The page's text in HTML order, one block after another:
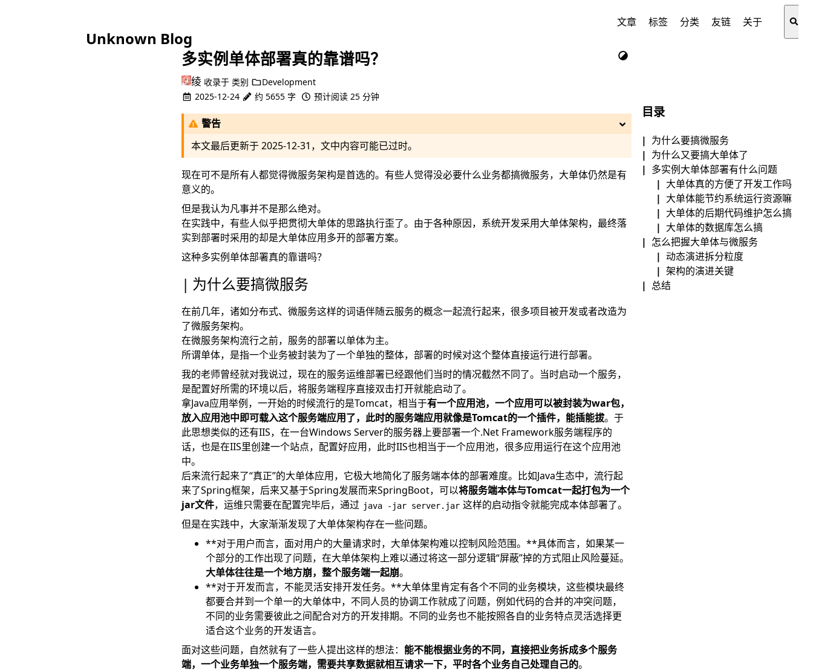
Unknown Blog
文章 标签 分类 友链 关于
目录
为什么要搞微服务
为什么又要搞大单体了
多实例大单体部署有什么问题
大单体真的方便了开发工作吗
大单体能节约系统运行资源嘛
大单体的后期代码维护怎么搞
大单体的数据库怎么搞
怎么把握大单体与微服务
动态演进拆分粒度
架构的演进关键
总结
多实例单体部署真的靠谱吗？
绫 收录于 类别
Development
2025-12-24
约 5655 字 预计阅读 25 分钟
警告
本文最后更新于2025-12-31 ，文中内容可能已过时。
现在可不是所有人都觉得微服务架构是首选的。有些人觉得没必要什么业务都搞微服务，大单体仍然是有
意义的。
但是我认为凡事并不是那么绝对。
在实践中，有些人似乎把贯彻大单体的思路执行歪了。由于各种原因，系统开发采用大单体架构，最终落
实到部署时采用的却是大单体应用多开的部署方案。
这种多实例单体部署真的靠谱吗？
为什么要搞微服务
在前几年，诸如分布式、微服务这样的词语伴随云服务的概念一起流行起来，很多项目被开发或者改造为
了微服务架构。
在微服务架构流行之前，服务的部署以单体为主。
所谓单体，是指一个业务被封装为了一个单独的整体，部署的时候对这个整体直接运行进行部署。
我的老师曾经就对我说过，现在的服务运维部署已经跟他们当时的情况截然不同了。当时启动一个服务，
是配置好所需的环境以后，将服务端程序直接双击打开就能启动了。
拿Java应用举例，一开始的时候流行的是Tomcat，相当于有一个应用池，一个应用可以被封装为war包，
放入应用池中即可载入这个服务端应用了，此时的服务端应用就像是Tomcat的一个插件，能插能拔。于
此思想类似的还有IIS，在一台Windows Server的服务器上要部署一个.Net Framework服务端程序的
话，也是在IIS里创建一个站点，配置好应用，此时IIS也相当于一个应用池，很多应用运行在这个应用池
中。
后来流行起来了“真正”的大单体应用，它极大地简化了服务端本体的部署难度。比如Java生态中，流行起
来了Spring框架，后来又基于Spring发展而来SpringBoot，可以将服务端本体与Tomcat一起打包为一个
jar文件，运维只需要在配置完毕后，通过 java -jar server.jar 这样的启动指令就能完成本体部署了。
但是在实践中，大家渐渐发现了大单体架构存在一些问题。
**对于用户而言，面对用户的大量请求时，大单体架构难以控制风险范围。**具体而言，如果某一
个部分的工作出现了问题，在大单体架构上难以通过将这一部分逻辑“屏蔽”掉的方式阻止风险蔓延。
大单体往往是一个地方崩，整个服务端一起崩。
**对于开发而言，不能灵活安排开发任务。**大单体里肯定有各个不同的业务模块，这些模块最终
都要合并到一个单一的大单体中，不同人员的协调工作就成了问题，例如代码的合并的冲突问题，
不同的业务需要彼此之间配合对方的开发排期。不同的业务也不能按照各自的业务特点灵活选择更
适合这个业务的开发语言。
面对这些问题，自然就有了一些人提出这样的想法： 能不能根据业务的不同，直接把业务拆成多个服务
端，一个业务单独一个服务端，需要共享数据就相互请求一下，平时各个业务自己处理自己的。